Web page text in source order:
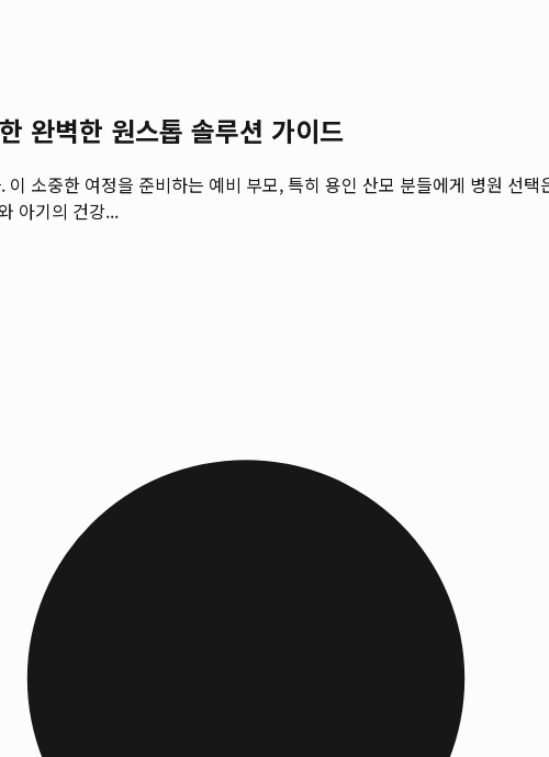
완벽한 원스톱 솔루션 가이드
소중한 여정을 준비하는 예비 부모, 특히 용인 산모 분들에게 병원 선
아기의 건강...